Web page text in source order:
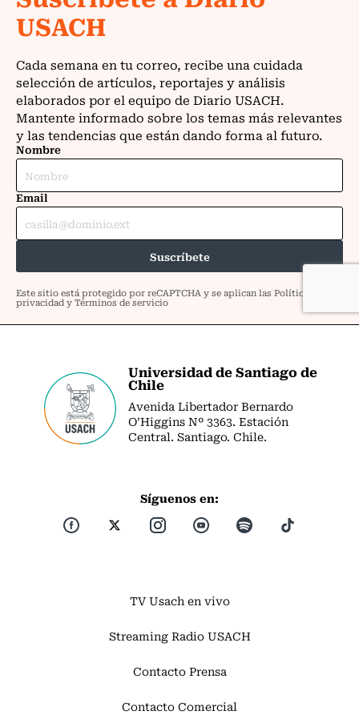
Universidad de Santiago de
Chile
Avenida Libertador Bernardo
O’Higgins Nº 3363. Estación
Central. Santiago. Chile.
Síguenos en:
TV Usach en vivo
Streaming Radio USACH
Contacto Prensa
Contacto Comercial